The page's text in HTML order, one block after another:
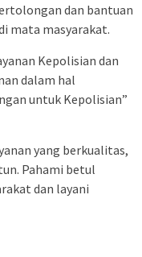
dan bantuan
mata masyarakat.
Kepolisian dan
dalam hal
untuk Kepolisian”
yang berkualitas,
Pahami betul
dan layani